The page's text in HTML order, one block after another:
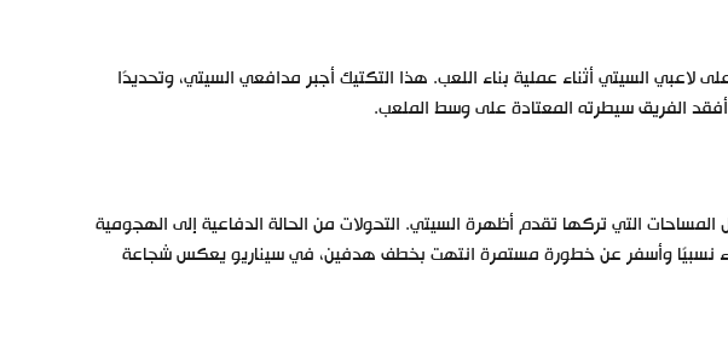
لاعبي السيتي أثناء عملية بناء اللعب. هذا التكتيك أجبر مدافعي السيتي، وتحديدًا
أفقد الفريق سيطرته المعتادة على وسط الملعب.
التي تركها تقدم أظهرة السيتي. التحولات من الحالة الدفاعية إلى الهجومية
نسبيًا وأسفر عن خطورة مستمرة انتهت بخطف هدفين، في سيناريو يعكس شجاعة